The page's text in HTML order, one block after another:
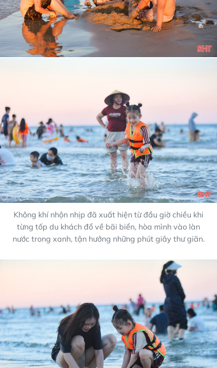
Không khí nhộn nhịp đã xuất hiện từ đầu giờ chiều khi
từng tốp du khách đổ về bãi biển, hòa mình vào làn
nước trong xanh, tận hưởng những phút giây thư giãn.